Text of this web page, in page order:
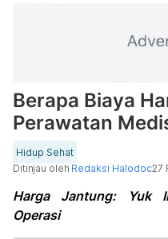
Berapa Biaya
Perawatan
Hidup Sehat
Ditinjau oleh Redaksi Halodoc27
Harga Jantung: Yuk
Operasi